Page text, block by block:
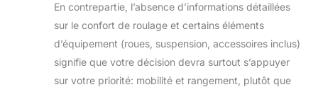
En contrepartie, l’absence d’informations détaillées
sur le confort de roulage et certains éléments
d’équipement (roues, suspension, accessoires inclus)
signifie que votre décision devra surtout s’appuyer
sur votre priorité: mobilité et rangement, plutôt que